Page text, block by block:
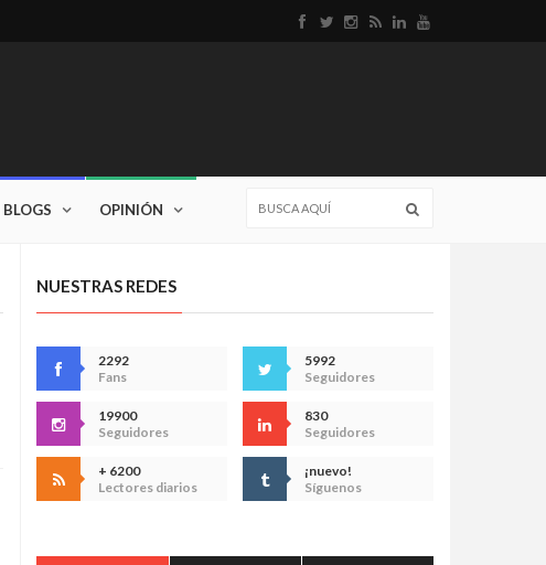
BLOGS OPINIÓN
NUESTRAS REDES
2292
Fans
5992
Seguidores
19900
Seguidores
830
Seguidores
+ 6200
Lectores diarios
¡nuevo!
Síguenos